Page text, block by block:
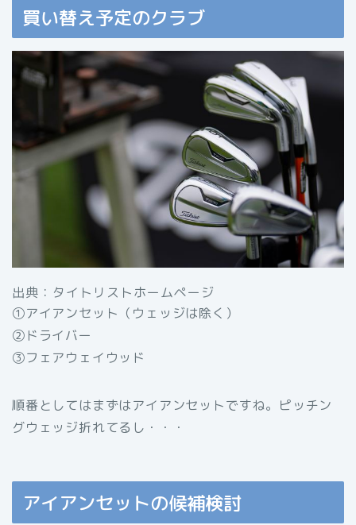
買い替え予定のクラブ
出典：タイトリストホームページ
①アイアンセット（ウェッジは除く）
②ドライバー
③フェアウェイウッド
順番としてはまずはアイアンセットですね。ピッチン
グウェッジ折れてるし・・・
アイアンセットの候補検討